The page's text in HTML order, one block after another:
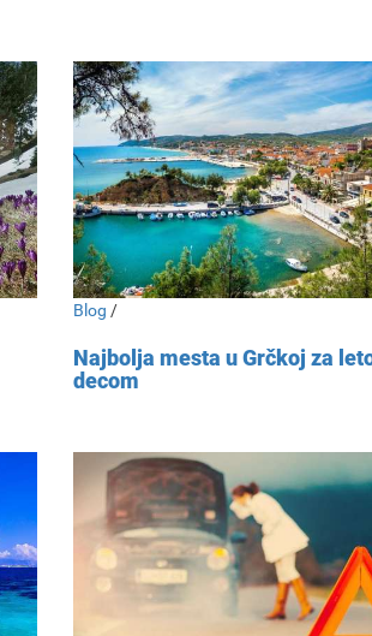
Blog /
Najbolja mesta u Grčkoj za
decom